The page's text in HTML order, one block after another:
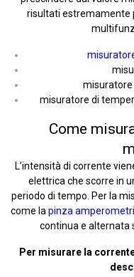
risultati estremamente
misuratore
misuratore di
Come
L’intensità di corrente
elettrica che scorre in
periodo di tempo. Per la
come la pinza
continua e alternata
Per misurare la